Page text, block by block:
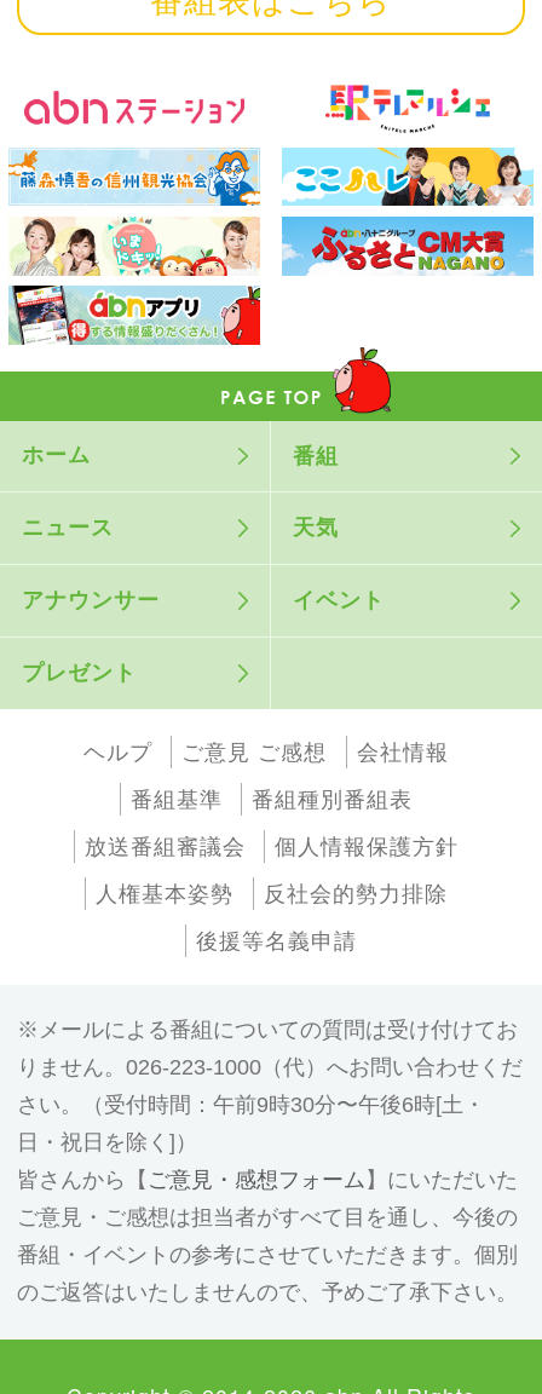
ホーム 番組
ニュース 天気
アナウンサー イベント
プレゼント
ヘルプ ご意見 ご感想
会社情報
番組基準
番組種別番組表
放送番組審議会
個人情報保護方針
人権基本姿勢
反社会的勢力排除
後援等名義申請
メールによる番組についての質問は受け付けてお
りません。026-223-1000（代）へお問い合わせくだ
さい。（受付時間：午前9時30分〜午後6時[土・
日・祝日を除く]）
皆さんから【 ご意見・感想フォーム 】にいただいた
ご意見・ご感想は担当者がすべて目を通し、今後の
番組・イベントの参考にさせていただきます。個別
のご返答はいたしませんので、予めご了承下さい。